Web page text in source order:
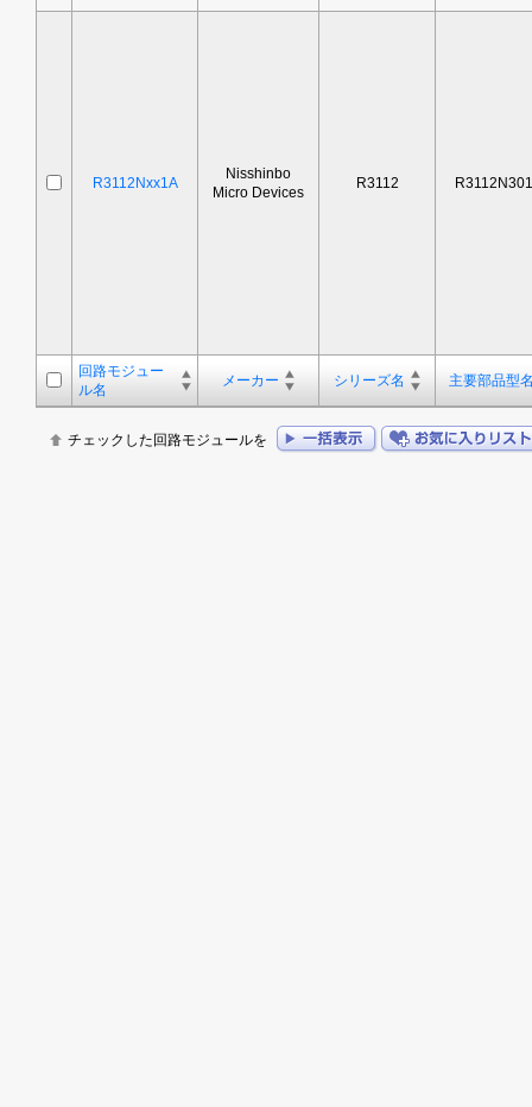
R3112Nxx1A
Nisshinbo
Micro Devices
R3112
回路モジュー
ル名
メーカー シリーズ名 主要部品型
チェックした回路モジュールを